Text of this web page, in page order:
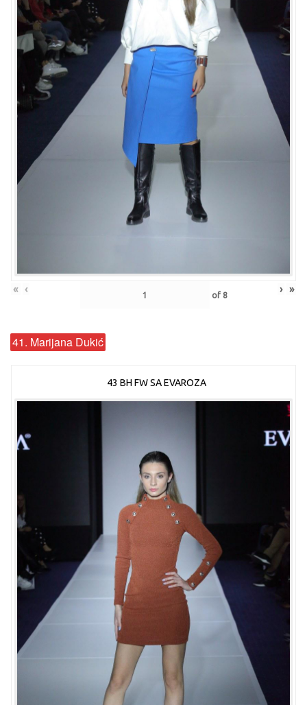
« ‹ of 8 › »
41. Marijana Dukić
43 BH FW SA EVAROZA